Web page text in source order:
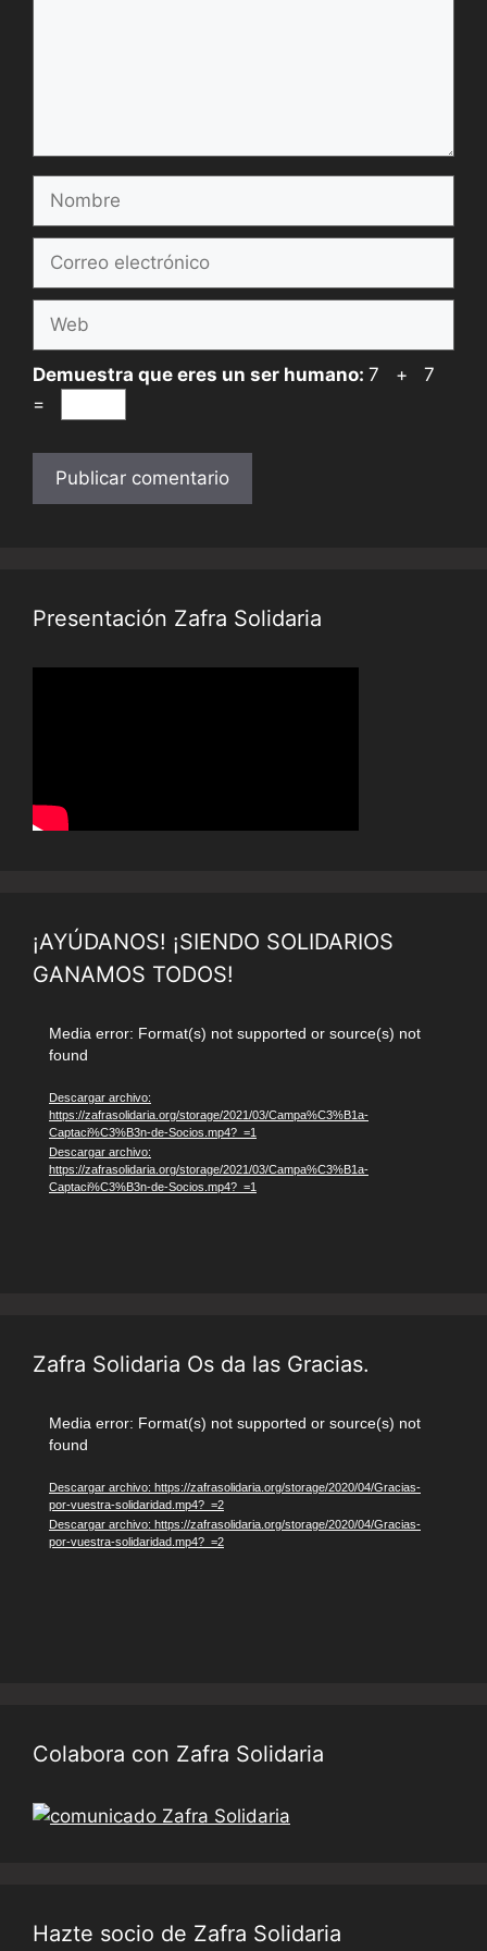
electrónico
Demuestra que eres un ser humano: 7 + 7
=
Presentación Zafra Solidaria
¡AYÚDANOS! ¡SIENDO SOLIDARIOS
GANAMOS TODOS!
Reproductor
de
vídeo
Media error: Format(s) not supported or source(s) not
found
Descargar archivo:
https://zafrasolidaria.org/storage/2021/03/Campa%C3%B1a-
Captaci%C3%B3n-de-Socios.mp4?_=1
Descargar archivo:
https://zafrasolidaria.org/storage/2021/03/Campa%C3%B1a-
Captaci%C3%B3n-de-Socios.mp4?_=1
Zafra Solidaria Os da las Gracias.
Reproductor
de
vídeo
Media error: Format(s) not supported or source(s) not
found
Descargar archivo: https://zafrasolidaria.org/storage/2020/04/Gracias-
por-vuestra-solidaridad.mp4?_=2
Descargar archivo: https://zafrasolidaria.org/storage/2020/04/Gracias-
por-vuestra-solidaridad.mp4?_=2
Colabora con Zafra Solidaria
Hazte socio de Zafra Solidaria